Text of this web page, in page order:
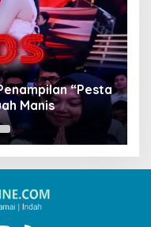
“Pesta
Manis